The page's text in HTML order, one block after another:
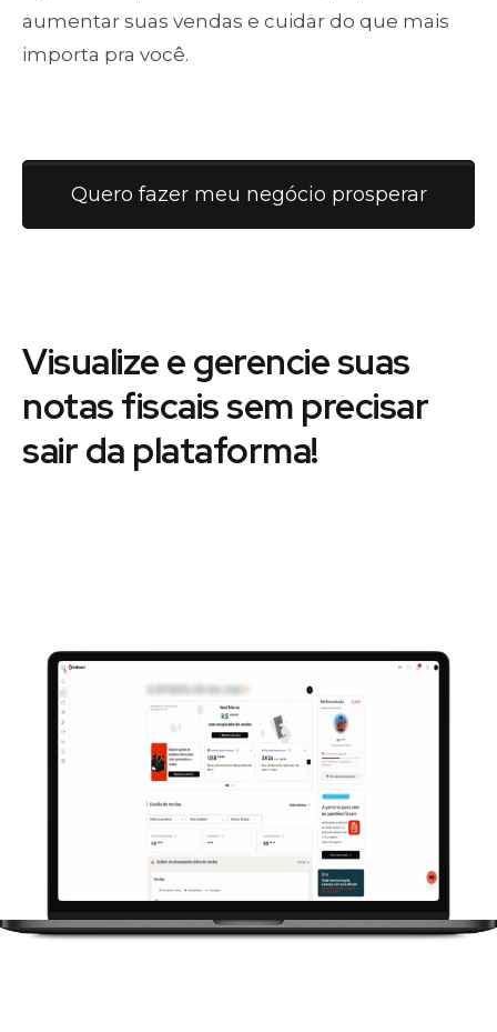
aumentar suas vendas e cuidar do que mais
importa pra você.
Quero fazer meu negócio prosperar
Visualize e gerencie suas
notas fiscais sem precisar
sair da plataforma!